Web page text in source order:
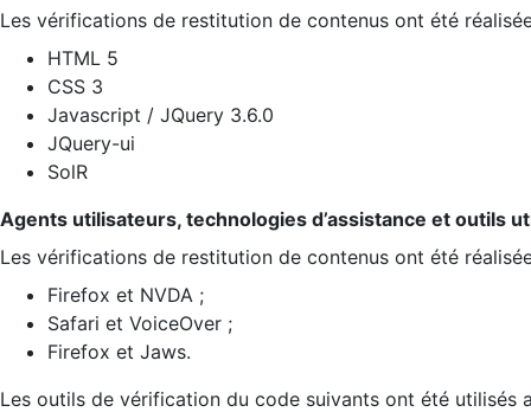
Les vérifications de restitution de contenus ont été
HTML 5
CSS 3
Javascript / JQuery 3.6.0
JQuery-ui
SolR
Agents utilisateurs, technologies d’assistance et outils
Les vérifications de restitution de contenus ont été
Firefox et NVDA ;
Safari et VoiceOver ;
Firefox et Jaws.
Les outils de vérification du code suivants ont été utilisés